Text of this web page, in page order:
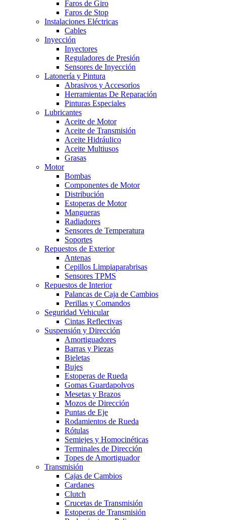
Faros de Giro
Faros de Stop
Instalaciones Eléctricas
Cables
Inyección
Inyectores
Reguladores de Presión
Sensores de Inyección
Latonería y Pintura
Abrasivos y Accesorios
Herramientas De Reparación
Pinturas Especiales
Lubricantes
Aceite de Motor
Aceite de Transmisión
Aceite Hidráulico
Aceite Multiusos
Grasas
Motor
Bombas
Componentes de Motor
Distribución
Estoperas de Motor
Mangueras
Radiadores
Sensores de Temperatura
Soportes
Repuestos de Exterior
Antenas
Cepillos Limpiaparabrisas
Sensores TPMS
Repuestos de Interior
Palancas de Caja de Cambios
Perillas y Comandos
Seguridad Vehicular
Cintas Reflectivas
Suspensión y Dirección
Amortiguadores
Barras y Piezas
Bieletas
Bujes
Estoperas de Rueda
Gomas Guardapolvos
Mesetas y Brazos
Mozos de Dirección
Puntas de Eje
Rodamientos de Rueda
Rótulas
Semiejes y Homocinéticas
Terminales de Dirección
Topes de Amortiguador
Transmisión
Cajas de Cambios
Cardanes
Clutch
Crucetas de Transmisión
Estoperas de Transmisión